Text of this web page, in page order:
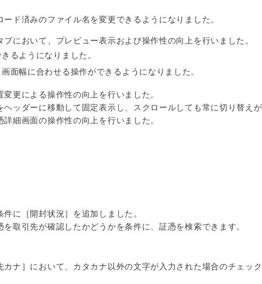
ド済みのファイル名を変更できるようになりました。
において、プレビュー表示および操作性の向上を行いました。
るようになりました。
面幅に合わせる操作ができるようになりました。
更による操作性の向上を行いました。
ヘッダーに移動して固定表示し、スクロールしても常に切り替え
細画面の操作性の向上を行いました。
に［開封状況］を追加しました。
取引先が確認したかどうかを条件に、証憑を検索できます。
カナ］において、カタカナ以外の文字が入力された場合のチェッ